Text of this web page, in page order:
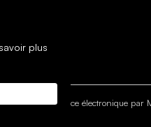
plus
Inc.Commerce électronique par